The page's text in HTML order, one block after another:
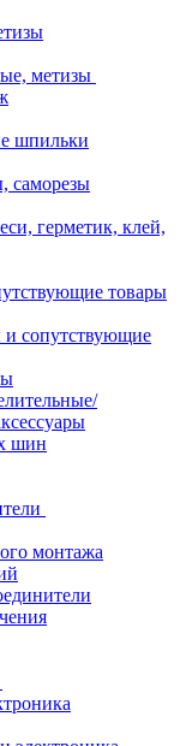
метизы
шпильки
саморезы
герметик, клей,
товары
сопутствующие
шин
монтажа